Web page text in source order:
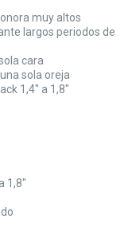
muy altos
largos periodos de
cara
sola oreja
1,4" a 1,8"
1,8"